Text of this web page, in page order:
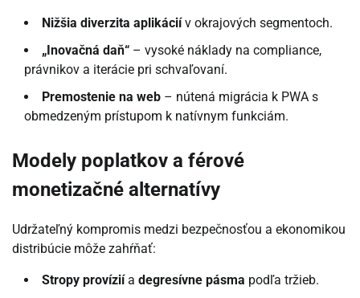
Nižšia diverzita aplikáciív okrajových segmentoch.
„Inovačná daň“ – vysoké náklady na compliance,
právnikov a iterácie pri schvaľovaní.
Premostenie na web – nútená migrácia k PWA s
obmedzeným prístupom k natívnym funkciám.
Modely poplatkov a férové
monetizačné alternatívy
Udržateľný kompromis medzi bezpečnosťou a ekonomikou
distribúcie môže zahŕňať:
Stropy províziía degresívne pásma podľa tržieb.